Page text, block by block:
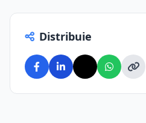
Distribuie